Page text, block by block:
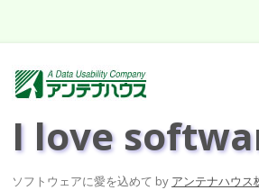
I love
ソフトウェアに愛を込めて by アンテナハウス